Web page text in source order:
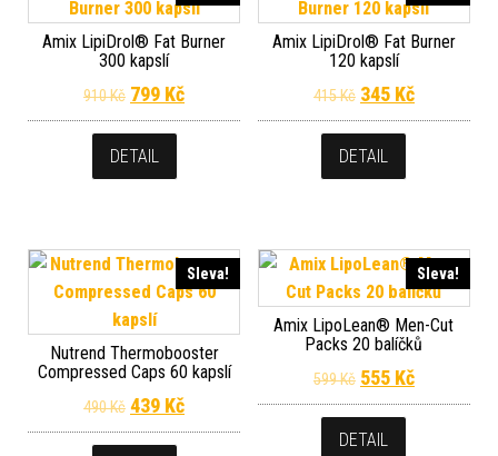
Amix LipiDrol® Fat Burner
300 kapslí
910Kč Původní cena byla: 910 Kč.
799 KčAktuální cena je: 799 Kč.
DETAIL
Amix LipiDrol® Fat Burner
120 kapslí
415Kč Původní cena
345 KčAktuální
DETAIL
Sleva!
Nutrend Thermobooster
Compressed Caps 60 kapslí
490Kč Původní cena byla: 490 Kč.
439 KčAktuální cena je: 439 Kč.
Sleva!
Amix LipoLean® Men-Cut
Packs 20 balíčků
599Kč Původní cena
555 KčAktuální
DETAIL